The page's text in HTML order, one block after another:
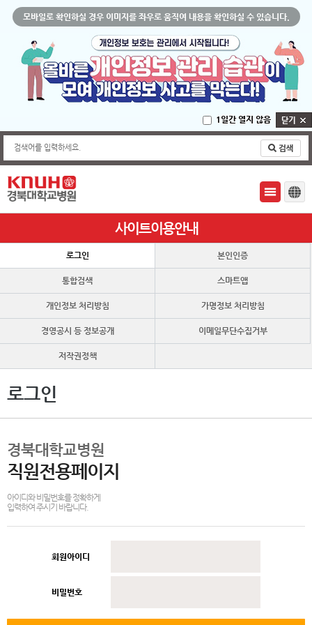
모바일로 확인하실 경우 이미지를 좌우로 움직여 내용을 확인하실 수 있습니다.
1일간 열지 않음
검색어를 입력하세요.
사이트이용안내
로그인 본인인증
통합검색 스마트앱
개인정보 처리방침 가명정보 처리방침
경영공시 등 정보공개 이메일무단수집거부
저작권정책
로그인
경북대학교병원
직원전용페이지
아이디와 비밀번호를 정확하게
입력하여 주시기 바랍니다.
회원아이디
비밀번호